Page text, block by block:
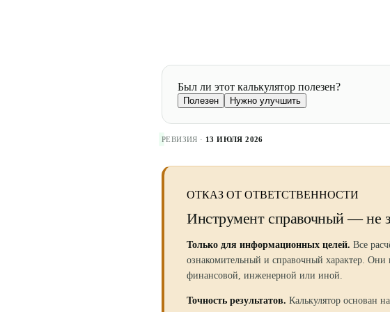
Был ли этот калькулятор полезен?
Полезен Нужно улучшить
РЕВИЗИЯ · 13 ИЮЛЯ 2026
ОТКАЗ ОТ ОТВЕТСТВЕННОСТИ
Инструмент справочный — не
Только для информационных целей. Все
ознакомительный и справочный характер.
финансовой, инженерной или иной.
Точность результатов. Калькулятор основан